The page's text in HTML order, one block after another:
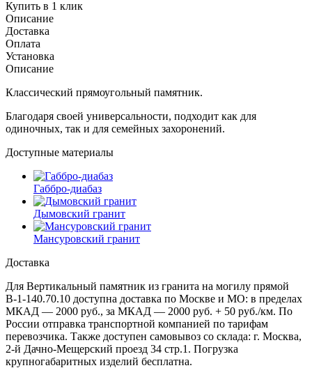
Купить в 1 клик
Описание
Доставка
Оплата
Установка
Описание
Классический прямоугольный памятник.
Благодаря своей универсальности, подходит как для
одиночных, так и для семейных захоронений.
Доступные материалы
Габбро-диабаз
Дымовский гранит
Мансуровский гранит
Доставка
Для Вертикальный памятник из гранита на могилу прямой
В-1-140.70.10 доступна доставка по Москве и МО: в пределах
МКАД — 2000 руб., за МКАД — 2000 руб. + 50 руб./км. По
России отправка транспортной компанией по тарифам
перевозчика. Также доступен самовывоз со склада: г. Москва,
2-й Дачно-Мещерский проезд 34 стр.1. Погрузка
крупногабаритных изделий бесплатна.